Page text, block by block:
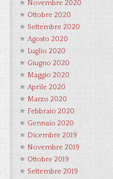
Novembre 2020
Ottobre 2020
Settembre 2020
Agosto 2020
Luglio 2020
Giugno 2020
Maggio 2020
Aprile 2020
Marzo 2020
Febbraio 2020
Gennaio 2020
Dicembre 2019
Novembre 2019
Ottobre 2019
Settembre 2019